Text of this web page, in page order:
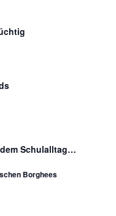
Schulalltag…
Borghees